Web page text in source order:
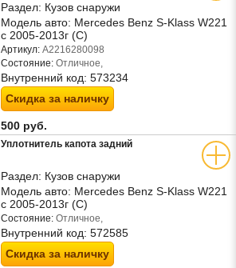
Раздел: Кузов снаружи
Модель авто: Mercedes Benz S-Klass W221
с 2005-2013г (С)
Артикул: A2216280098
Состояние: Отличное,
Внутренний код: 573234
Скидка за наличку
500 руб.
Уплотнитель капота задний
Раздел: Кузов снаружи
Модель авто: Mercedes Benz S-Klass W221
с 2005-2013г (С)
Состояние: Отличное,
Внутренний код: 572585
Скидка за наличку